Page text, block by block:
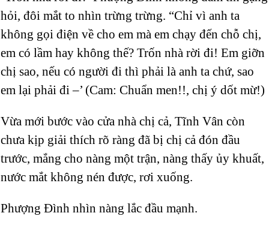
hỏi, đôi mắt to nhìn trừng trừng. “Chỉ vì anh ta
không gọi điện về cho em mà em chạy đến chỗ chị,
em có lầm hay không thế? Trốn nhà rời đi! Em giỡn
chị sao, nếu có người đi thì phải là anh ta chứ, sao
em lại phải đi –’ (Cam: Chuẩn men!!, chị ý dốt mừ!)
Vừa mới bước vào cửa nhà chị cả, Tĩnh Vân còn
chưa kịp giải thích rõ ràng đã bị chị cả đón đầu
trước, mắng cho nàng một trận, nàng thấy ủy khuất,
nước mắt không nén được, rơi xuống.
Phượng Đình nhìn nàng lắc đầu mạnh.